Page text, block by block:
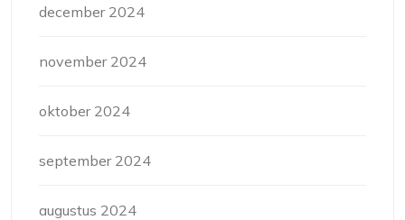
december 2024
november 2024
oktober 2024
september 2024
augustus 2024